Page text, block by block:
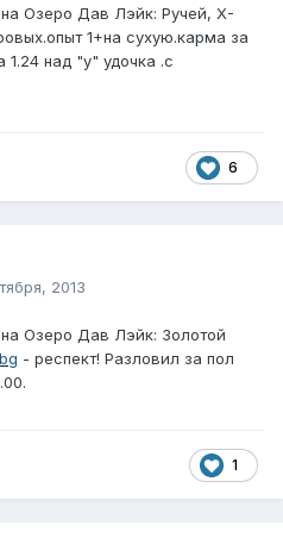
Озеро Дав Лэйк: Ручей, X-
1+на сухую.карма за
1.24 над "у" удочка .с
6
2013
Озеро Дав Лэйк: Золотой
- респект! Разловил за пол
1